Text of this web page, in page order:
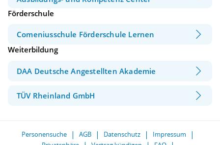
Förderschule
Comeniusschule Förderschule Lernen
Weiterbildung
DAA Deutsche Angestellten Akademie
TÜV Rheinland GmbH
Personensuche AGB Datenschutz
Impressum